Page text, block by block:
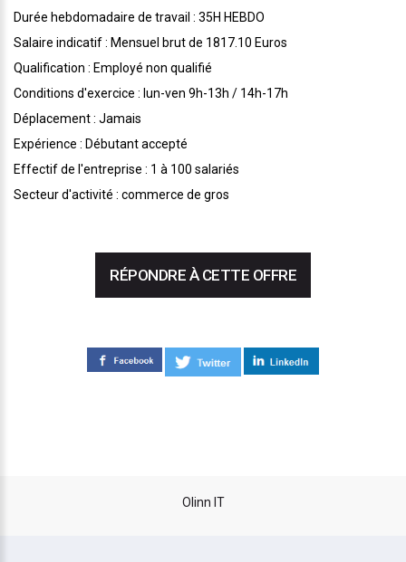
Durée hebdomadaire de travail : 35H HEBDO
Salaire indicatif : Mensuel brut de 1817.10 Euros
Qualification : Employé non qualifié
Conditions d'exercice : lun-ven 9h-13h / 14h-17h
Déplacement : Jamais
Expérience : Débutant accepté
Effectif de l'entreprise : 1 à 100 salariés
Secteur d'activité : commerce de gros
RÉPONDRE À CETTE OFFRE
Olinn IT